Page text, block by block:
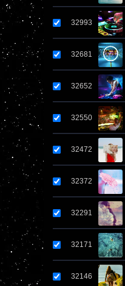
32993
32681
32652
32550
32472
32372
32291
32171
32146